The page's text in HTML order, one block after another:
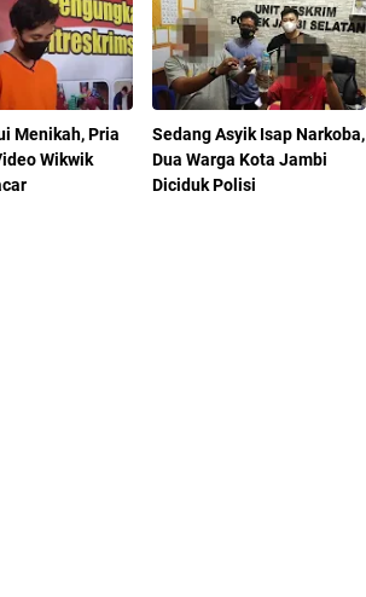
Menikah, Pria
Wikwik
Sedang Asyik Isap Narkoba,
Dua Warga Kota Jambi
Diciduk Polisi